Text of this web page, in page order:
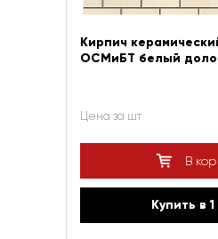
Кирпич
ОСМиБТ белый
Цена за шт
В
Купить в